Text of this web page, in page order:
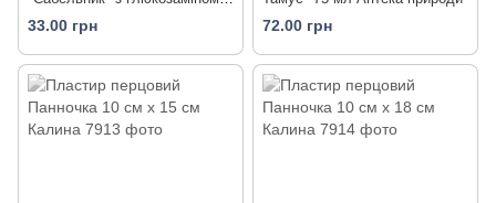
75 мл Аптека природи
33.00 грн 72.00 грн